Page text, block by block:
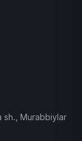
sh., Murabbiylar